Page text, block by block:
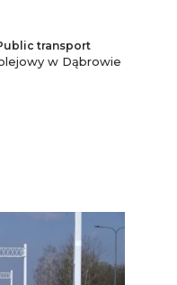
transport
w Dąbrowie